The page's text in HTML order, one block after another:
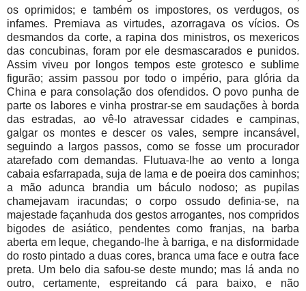
os oprimidos; e também os impostores, os verdugos, os
infames. Premiava as virtudes, azorragava os vícios. Os
desmandos da corte, a rapina dos ministros, os mexericos
das concubinas, foram por ele desmascarados e punidos.
Assim viveu por longos tempos este grotesco e sublime
figurão; assim passou por todo o império, para glória da
China e para consolação dos ofendidos. O povo punha de
parte os labores e vinha prostrar-se em saudações à borda
das estradas, ao vê-lo atravessar cidades e campinas,
galgar os montes e descer os vales, sempre incansável,
seguindo a largos passos, como se fosse um procurador
atarefado com demandas. Flutuava-lhe ao vento a longa
cabaia esfarrapada, suja de lama e de poeira dos caminhos;
a mão adunca brandia um báculo nodoso; as pupilas
chamejavam iracundas; o corpo ossudo definia-se, na
majestade façanhuda dos gestos arrogantes, nos compridos
bigodes de asiático, pendentes como franjas, na barba
aberta em leque, chegando-lhe à barriga, e na disformidade
do rosto pintado a duas cores, branca uma face e outra face
preta. Um belo dia safou-se deste mundo; mas lá anda no
outro, certamente, espreitando cá para baixo, e não